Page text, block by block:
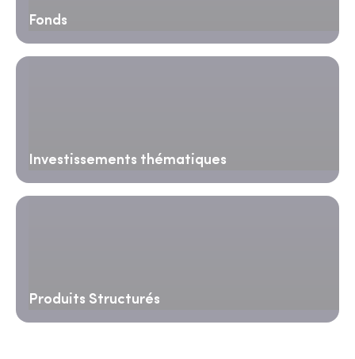
Fonds
Investissements thématiques
Produits Structurés